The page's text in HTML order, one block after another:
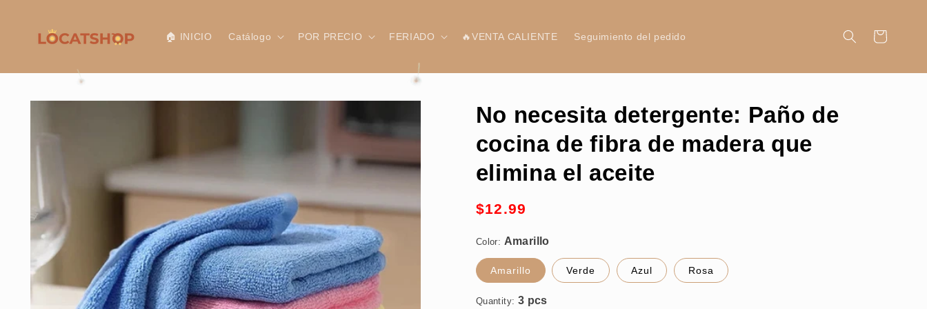
al contenido
🏠 INICIO Catálogo POR PRECIO FERIADO 🔥VENTA CALIENTE Seguimiento del pedido Carrito
directamente
No necesita detergente: Paño de
cocina de fibra de madera que
elimina el aceite
Precio
$12.99
Color:
Amarillo Verde Azul Rosa
Quantity: